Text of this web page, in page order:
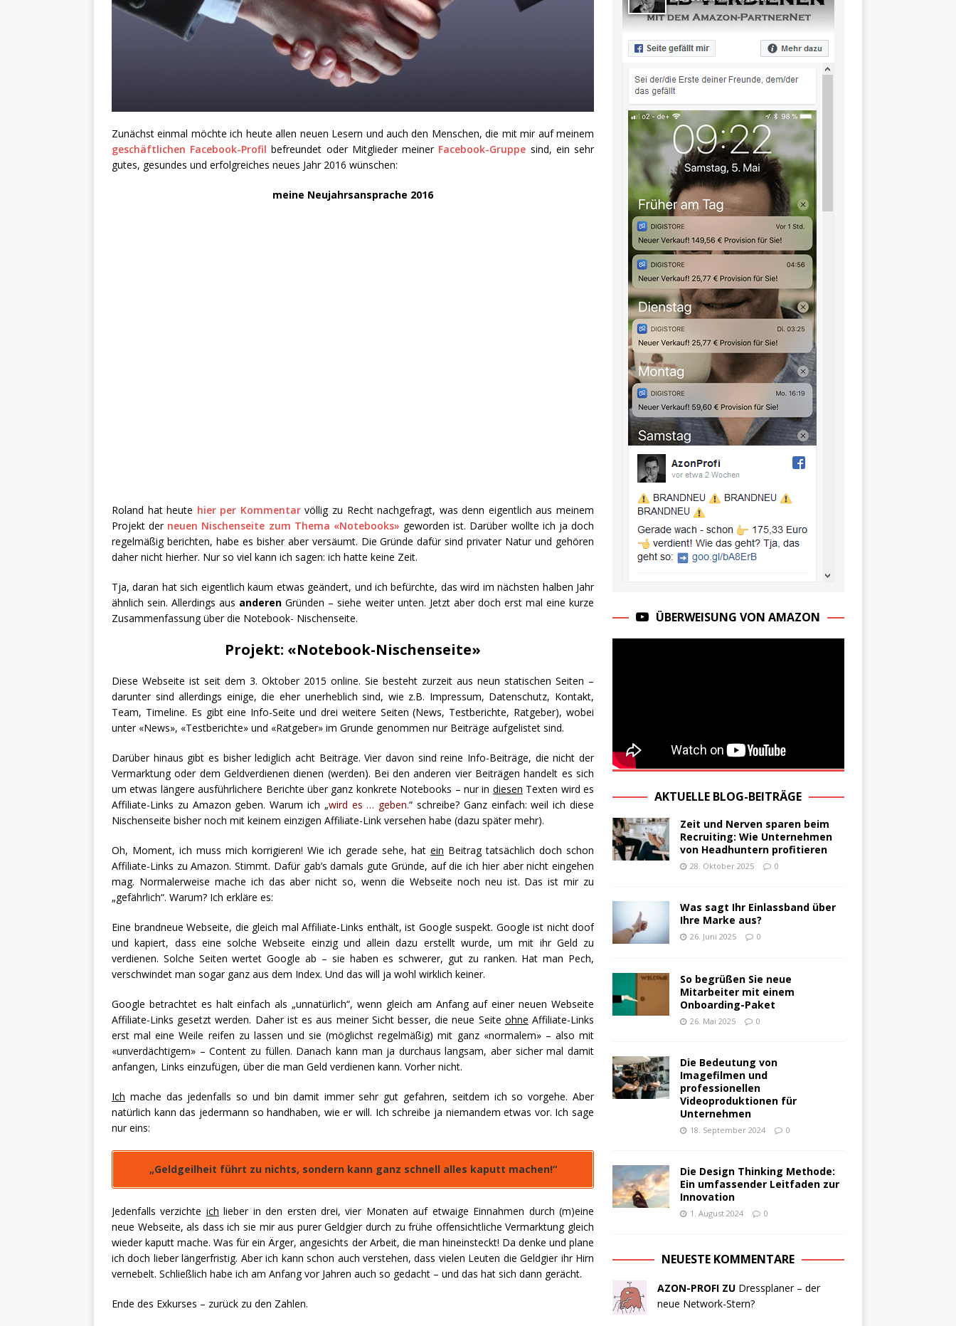
Zunächst einmal möchte ich heute allen neuen Lesern und auch den Menschen, die mit mir auf meinem
geschäftlichen Facebook-Profil befreundet oder Mitglieder meiner Facebook-Gruppe sind, ein sehr
gutes, gesundes und erfolgreiches neues Jahr 2016 wünschen:
meine Neujahrsansprache 2016
Roland hat heute hier per Kommentarvöllig zu Recht nachgefragt, was denn eigentlich aus meinem
Projekt der neuen Nischenseite zum Thema «Notebooks» geworden ist. Darüber wollte ich ja doch
regelmäßig berichten, habe es bisher aber versäumt. Die Gründe dafür sind privater Natur und gehören
daher nicht hierher. Nur so viel kann ich sagen: ich hatte keine Zeit.
Tja, daran hat sich eigentlich kaum etwas geändert, und ich befürchte, das wird im nächsten halben Jahr
ähnlich sein. Allerdings aus anderen Gründen – siehe weiter unten. Jetzt aber doch erst mal eine kurze
Zusammenfassung über die Notebook- Nischenseite.
Projekt: «Notebook-Nischenseite»
Diese Webseite ist seit dem 3. Oktober 2015 online. Sie besteht zurzeit aus neun statischen Seiten –
darunter sind allerdings einige, die eher unerheblich sind, wie z.B. Impressum, Datenschutz, Kontakt,
Team, Timeline. Es gibt eine Info-Seite und drei weitere Seiten (News, Testberichte, Ratgeber), wobei
unter «News», «Testberichte» und «Ratgeber» im Grunde genommen nur Beiträge aufgelistet sind.
Darüber hinaus gibt es bisher lediglich acht Beiträge. Vier davon sind reine Info-Beiträge, die nicht der
Vermarktung oder dem Geldverdienen dienen (werden). Bei den anderen vier Beiträgen handelt es sich
um etwas längere ausführlichere Berichte über ganz konkrete Notebooks – nur in diesen Texten wird es
Affiliate-Links zu Amazon geben. Warum ich „wird es … geben.“ schreibe? Ganz einfach: weil ich diese
Nischenseite bisher noch mit keinem einzigen Affiliate-Link versehen habe (dazu später mehr).
Oh, Moment, ich muss mich korrigieren! Wie ich gerade sehe, hatein Beitrag tatsächlich doch schon
Affiliate-Links zu Amazon. Stimmt. Dafür gab’s damals gute Gründe, auf die ich hier aber nicht eingehen
mag. Normalerweise mache ich das aber nicht so, wenn die Webseite noch neu ist. Das ist mir zu
„gefährlich“. Warum? Ich erkläre es:
Eine brandneue Webseite, die gleich mal Affiliate-Links enthält, ist Google suspekt. Google ist nicht doof
und kapiert, dass eine solche Webseite einzig und allein dazu erstellt wurde, um mit ihr Geld zu
verdienen. Solche Seiten wertet Google ab – sie haben es schwerer, gut zu ranken. Hat man Pech,
verschwindet man sogar ganz aus dem Index. Und das will ja wohl wirklich keiner.
Google betrachtet es halt einfach als „unnatürlich“, wenn gleich am Anfang auf einer neuen Webseite
Affiliate-Links gesetzt werden. Daher ist es aus meiner Sicht besser, die neue Seite ohne Affiliate-Links
erst mal eine Weile reifen zu lassen und sie (möglichst regelmäßig) mit ganz «normalem» – also mit
«unverdächtigem» – Content zu füllen. Danach kann man ja durchaus langsam, aber sicher mal damit
anfangen, Links einzufügen, über die man Geld verdienen kann. Vorher nicht.
Ich mache das jedenfalls so und bin damit immer sehr gut gefahren, seitdem ich so vorgehe. Aber
natürlich kann das jedermann so handhaben, wie er will. Ich schreibe ja niemandem etwas vor. Ich sage
nur eins:
„Geldgeilheit führt zu nichts, sondern kann ganz schnell alles kaputt machen!“
Jedenfalls verzichte ich lieber in den ersten drei, vier Monaten auf etwaige Einnahmen durch (m)eine
neue Webseite, als dass ich sie mir aus purer Geldgier durch zu frühe offensichtliche Vermarktung gleich
wieder kaputt mache. Was für ein Ärger, angesichts der Arbeit, die man hineinsteckt! Da denke und plane
ich doch lieber längerfristig. Aber ich kann schon auch verstehen, dass vielen Leuten die Geldgier ihr Hirn
vernebelt. Schließlich habe ich am Anfang vor Jahren auch so gedacht – und das hat sich dann gerächt.
Ende des Exkurses – zurück zu den Zahlen.
ÜBERWEISUNG VON AMAZON
AKTUELLE BLOG-BEITRÄGE
Zeit und Nerven sparen beim
Recruiting: Wie Unternehmen
von Headhuntern profitieren
28. Oktober 2025 0
Was sagt Ihr Einlassband über
Ihre Marke aus?
26. Juni 2025 0
So begrüßen Sie neue
Mitarbeiter mit einem
Onboarding-Paket
26. Mai 2025 0
Die Bedeutung von
Imagefilmen und
professionellen
Videoproduktionen für
Unternehmen
18. September 2024 0
Die Design Thinking Methode:
Ein umfassender Leitfaden zur
Innovation
1. August 2024 0
NEUESTE KOMMENTARE
AZON-PROFI ZU Dressplaner – der
neue Network-Stern?